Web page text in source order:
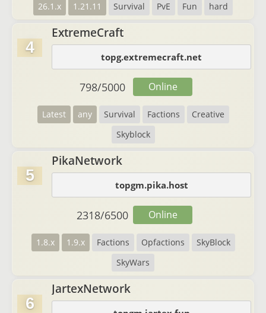
26.1.x 1.21.11 Survival PvE Fun hard
4
ExtremeCraft
topg.extremecraft.net
Latest any Survival Factions
Creative
Skyblock
798/5000 Online
5
PikaNetwork
topgm.pika.host
1.8.x 1.9.x Factions Opfactions
SkyBlock
SkyWars
2318/6500 Online
6
JartexNetwork